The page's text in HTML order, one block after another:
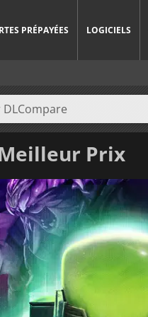
PRÉPAYÉES LOGICIELS
Prix